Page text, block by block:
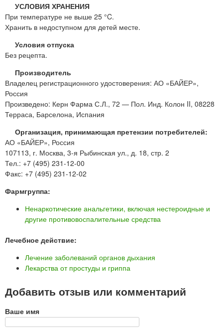
УСЛОВИЯ ХРАНЕНИЯ
При температуре не выше 25 °C.
Хранить в недоступном для детей месте.
Условия отпуска
Без рецепта.
Производитель
Владелец регистрационного удостоверения: АО «БАЙЕР»,
Россия
Произведено: Керн Фарма С.Л., 72 — Пол. Инд. Колон II, 08228
Терраса, Барселона, Испания
Организация, принимающая претензии потребителей:
АО «БАЙЕР», Россия
107113, г. Москва, 3-я Рыбинская ул., д. 18, стр. 2
Тел.: +7 (495) 231-12-00
Факс: +7 (495) 231-12-02
Фармгруппа:
Ненаркотические анальгетики, включая нестероидные и
другие противовоспалительные средства
Лечебное действие:
Лечение заболеваний органов дыхания
Лекарства от простуды и гриппа
Добавить отзыв или комментарий
Ваше имя